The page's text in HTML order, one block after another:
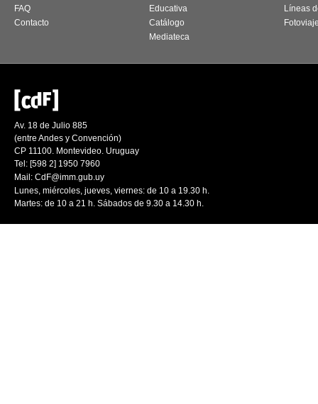
FAQ
Contacto
Educativa
Catálogo
Mediateca
Líneas
Av. 18 de Julio 885
(entre Andes y Convención)
CP 11100. Montevideo. Uruguay
Tel: [598 2] 1950 7960
Mail: CdF@imm.gub.uy
Lunes, miércoles, jueves, viernes: de 10 a 19.30 h.
Martes: de 10 a 21 h. Sábados de 9.30 a 14.30 h.